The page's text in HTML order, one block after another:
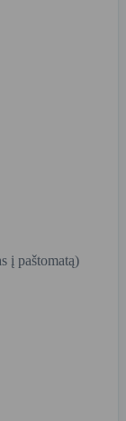
į paštomatą)